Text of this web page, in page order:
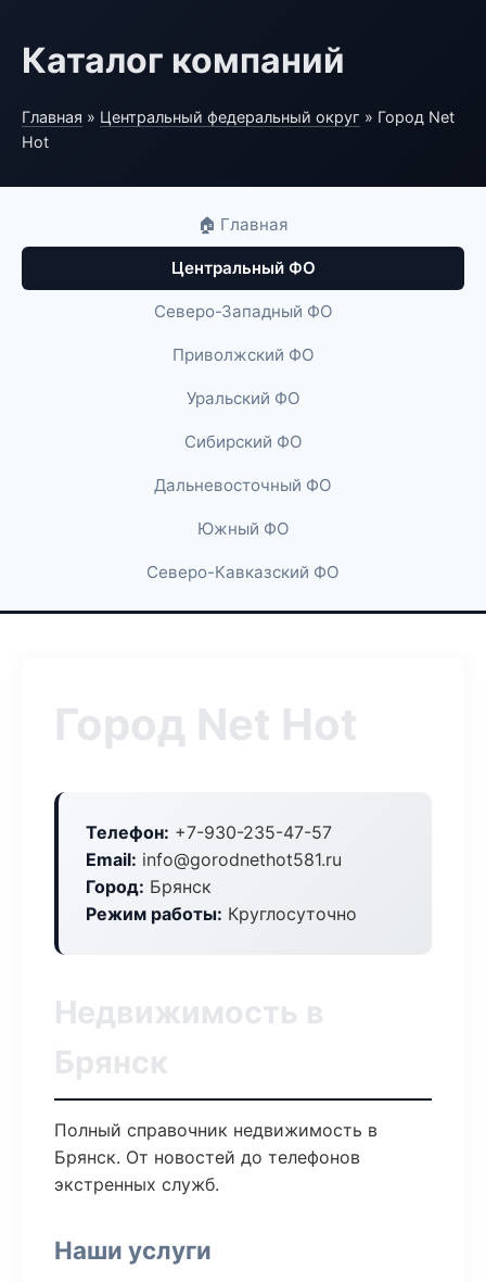
Каталог компаний
Главная » Центральный федеральный округ » Город Net
Hot
🏠 Главная
Центральный ФО
Северо-Западный ФО
Приволжский ФО
Уральский ФО
Сибирский ФО
Дальневосточный ФО
Южный ФО
Северо-Кавказский ФО
Город Net Hot
Телефон: +7-930-235-47-57
Email: info@gorodnethot581.ru
Город: Брянск
Режим работы: Круглосуточно
Недвижимость в
Брянск
Полный справочник недвижимость в
Брянск. От новостей до телефонов
экстренных служб.
Наши услуги